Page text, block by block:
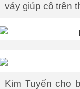
váy giúp cô trên
Kim Tuyến cho